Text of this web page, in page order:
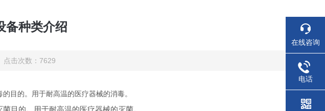
备种类介绍
击次数：7629
目的。用于耐高温的医疗器械的消毒。
在线咨询
电话